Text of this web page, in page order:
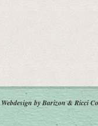
Webdesign by Barizon & Ricci